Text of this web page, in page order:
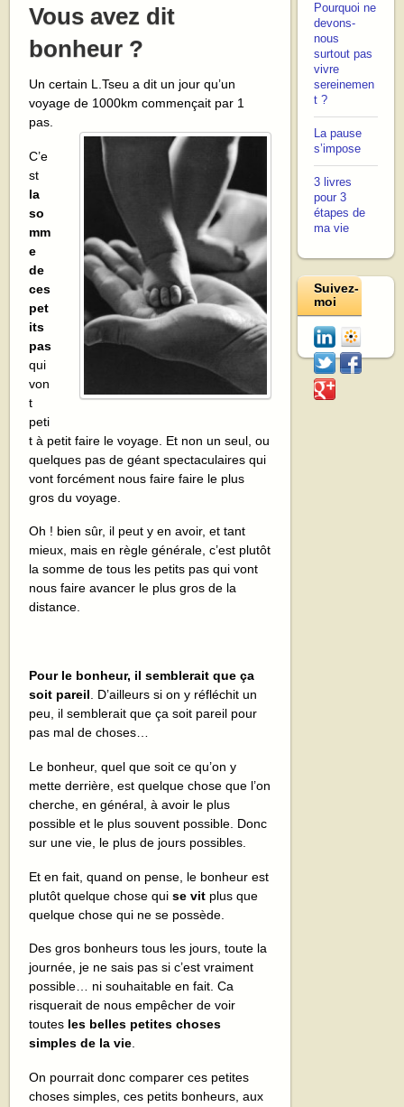
Vous avez dit
bonheur ?
Un certain L.Tseu a dit un jour qu’un
voyage de 1000km commençait par 1
pas.
C’e
st
la
so
mm
e
de
ces
pet
its
pas
qui
von
t
peti
t à petit faire le voyage. Et non un seul, ou
quelques pas de géant spectaculaires qui
vont forcément nous faire faire le plus
gros du voyage.
Oh ! bien sûr, il peut y en avoir, et tant
mieux, mais en règle générale, c’est plutôt
la somme de tous les petits pas qui vont
nous faire avancer le plus gros de la
distance.
Pour le bonheur, il semblerait que ça
soit pareil . D’ailleurs si on y réfléchit un
peu, il semblerait que ça soit pareil pour
pas mal de choses…
Le bonheur, quel que soit ce qu’on y
mette derrière, est quelque chose que l’on
cherche, en général, à avoir le plus
possible et le plus souvent possible. Donc
sur une vie, le plus de jours possibles.
Et en fait, quand on pense, le bonheur est
plutôt quelque chose quise vit plus que
quelque chose qui ne se possède.
Des gros bonheurs tous les jours, toute la
journée, je ne sais pas si c’est vraiment
possible… ni souhaitable en fait. Ca
risquerait de nous empêcher de voir
toutes les belles petites choses
simples de la vie.
On pourrait donc comparer ces petites
choses simples, ces petits bonheurs, aux
Pourquoi ne
devons-
nous
surtout pas
vivre
sereinemen
t ?
La pause
s’impose
3 livres
pour 3
étapes de
ma vie
Suivez-
moi